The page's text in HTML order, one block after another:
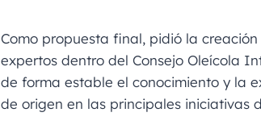
Como propuesta final, pidió la
expertos dentro del Consejo Oleícola
de forma estable el conocimiento y la
de origen en las principales iniciativas